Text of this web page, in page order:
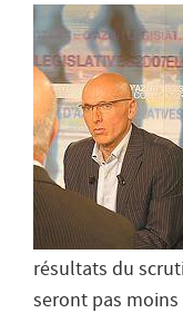
résultats du
seront pas